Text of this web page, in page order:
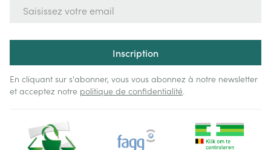
Inscription
En cliquant sur s'abonner, vous vous abonnez à notre newsletter
et acceptez notre politique de confidentialité.